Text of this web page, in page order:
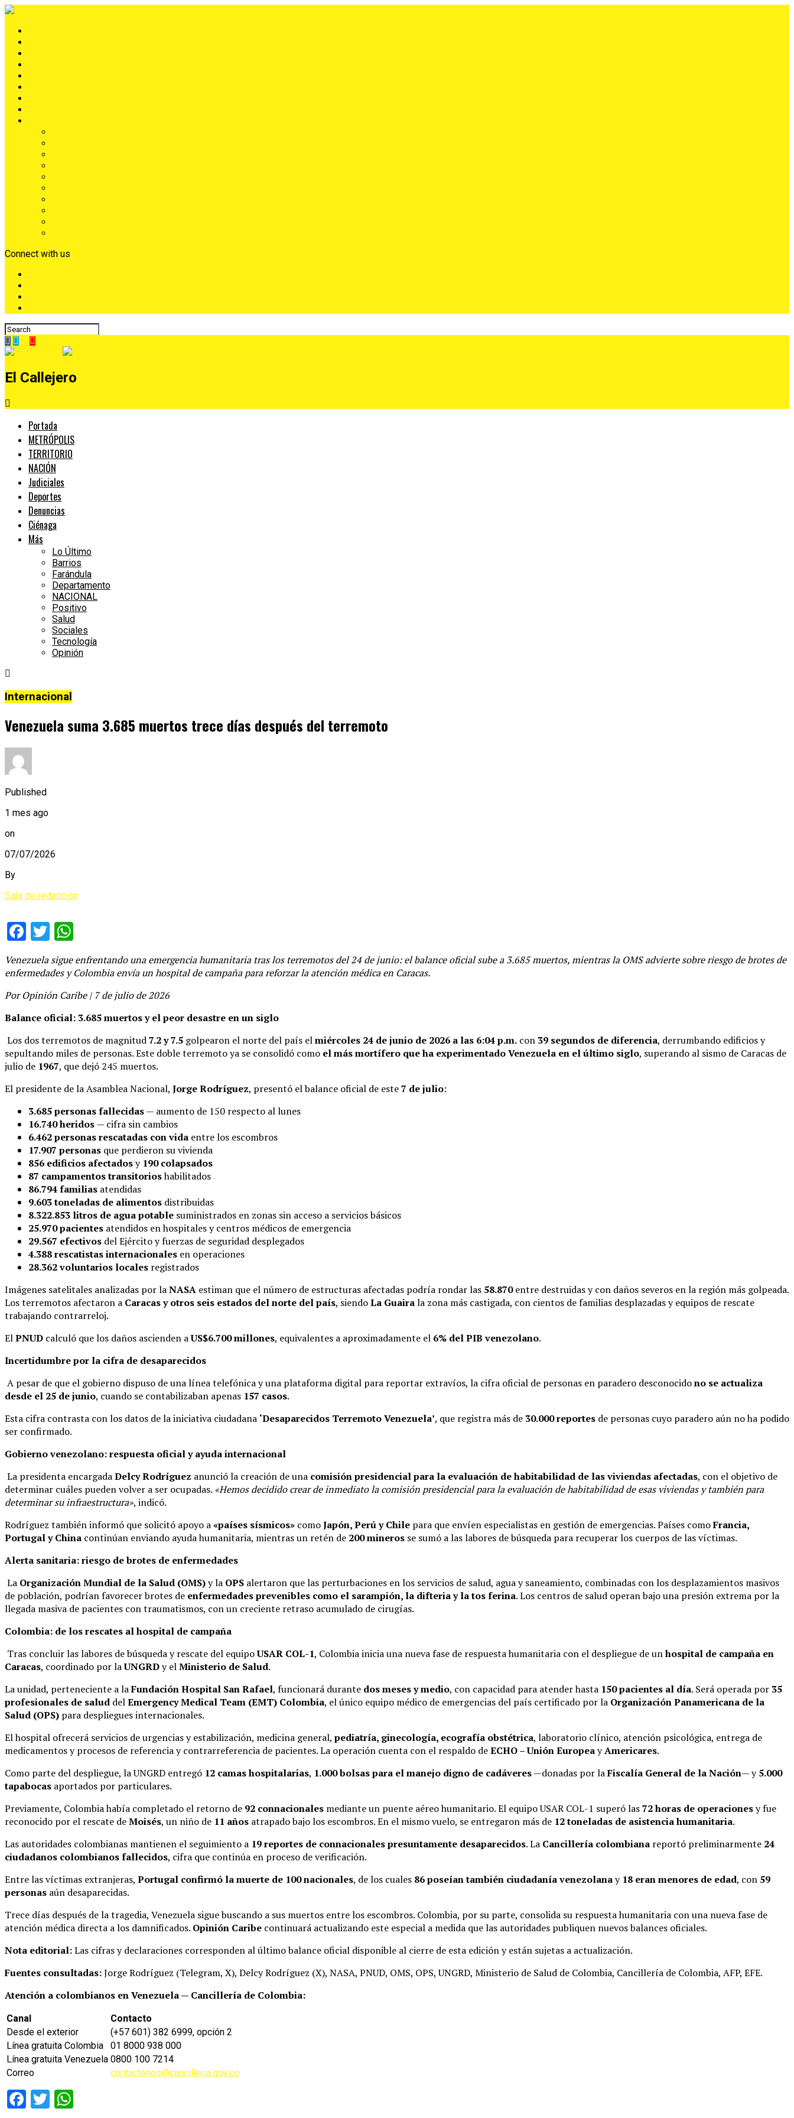
Connect with us
El Callejero
Portada
METRÓPOLIS
TERRITORIO
NACIÓN
Judiciales
Deportes
Denuncias
Ciénaga
Más
Lo Último
Barrios
Farándula
Departamento
NACIONAL
Positivo
Salud
Sociales
Tecnología
Opinión
Internacional
Venezuela suma 3.685 muertos trece días después del terremoto
Published
1 mes ago
on
07/07/2026
By
Sala de redacción
Facebook
Twitter
Venezuela sigue enfrentando una emergencia humanitaria tras los terremotos del 24 de junio: el balance oficial sube a 3.685 muertos, mientras la OMS advierte sobre riesgo de brotes de
enfermedades y Colombia envía un hospital de campaña para reforzar la atención médica en Caracas.
Por Opinión Caribe | 7 de julio de 2026
Balance oficial: 3.685 muertos y el peor desastre en un siglo
Los dos terremotos de magnitud7.2 y 7.5 golpearon el norte del país elmiércoles 24 de junio de 2026 a las 6:04 p.m. con 39 segundos de diferencia, derrumbando edificios y
sepultando miles de personas. Este doble terremoto ya se consolidó como el más mortífero que ha experimentado Venezuela en el último siglo, superando al sismo de Caracas de
julio de 1967, que dejó 245 muertos.
El presidente de la Asamblea Nacional, Jorge Rodríguez, presentó el balance oficial de este7 de julio:
3.685 personas fallecidas— aumento de 150 respecto al lunes
16.740 heridos— cifra sin cambios
6.462 personas rescatadas con vida entre los escombros
17.907 personas que perdieron su vivienda
856 edificios afectadosy 190 colapsados
87 campamentos transitorioshabilitados
86.794 familias atendidas
9.603 toneladas de alimentos distribuidas
8.322.853 litros de agua potable suministrados en zonas sin acceso a servicios básicos
25.970 pacientes atendidos en hospitales y centros médicos de emergencia
29.567 efectivos del Ejército y fuerzas de seguridad desplegados
4.388 rescatistas internacionales en operaciones
28.362 voluntarios locales registrados
Imágenes satelitales analizadas por laNASA estiman que el número de estructuras afectadas podría rondar las 58.870entre destruidas y con daños severos en la región más golpeada.
Los terremotos afectaron a Caracas y otros seis estados del norte del país, siendoLa Guairala zona más castigada, con cientos de familias desplazadas y equipos de rescate
trabajando contrarreloj.
ElPNUD calculó que los daños ascienden aUS$6.700 millones, equivalentes a aproximadamente el 6% del PIB venezolano.
Incertidumbre por la cifra de desaparecidos
A pesar de que el gobierno dispuso de una línea telefónica y una plataforma digital para reportar extravíos, la cifra oficial de personas en paradero desconocidono se actualiza
desde el 25 de junio, cuando se contabilizaban apenas 157 casos.
Esta cifra contrasta con los datos de la iniciativa ciudadana ‘Desaparecidos Terremoto Venezuela’, que registra más de 30.000 reportes de personas cuyo paradero aún no ha podido
ser confirmado.
Gobierno venezolano: respuesta oficial y ayuda internacional
La presidenta encargadaDelcy Rodríguez anunció la creación de una comisión presidencial para la evaluación de habitabilidad de las viviendas afectadas, con el objetivo de
determinar cuáles pueden volver a ser ocupadas. «Hemos decidido crear de inmediato la comisión presidencial para la evaluación de habitabilidad de esas viviendas y también para
determinar su infraestructura», indicó.
Rodríguez también informó que solicitó apoyo a«países sísmicos» comoJapón, Perú y Chile para que envíen especialistas en gestión de emergencias. Países comoFrancia,
Portugal y China continúan enviando ayuda humanitaria, mientras un retén de 200 mineros se sumó a las labores de búsqueda para recuperar los cuerpos de las víctimas.
Alerta sanitaria: riesgo de brotes de enfermedades
La Organización Mundial de la Salud (OMS)y la OPS alertaron que las perturbaciones en los servicios de salud, agua y saneamiento, combinadas con los desplazamientos masivos
de población, podrían favorecer brotes de enfermedades prevenibles como el sarampión, la difteria y la tos ferina. Los centros de salud operan bajo una presión extrema por la
llegada masiva de pacientes con traumatismos, con un creciente retraso acumulado de cirugías.
Colombia: de los rescates al hospital de campaña
Tras concluir las labores de búsqueda y rescate del equipoUSAR COL-1, Colombia inicia una nueva fase de respuesta humanitaria con el despliegue de unhospital de campaña en
Caracas, coordinado por laUNGRDy elMinisterio de Salud.
La unidad, perteneciente a laFundación Hospital San Rafael, funcionará durante dos meses y medio, con capacidad para atender hasta 150 pacientes al día. Será operada por 35
profesionales de salud delEmergency Medical Team (EMT) Colombia, el único equipo médico de emergencias del país certificado por la Organización Panamericana de la
Salud (OPS) para despliegues internacionales.
El hospital ofrecerá servicios de urgencias y estabilización, medicina general, pediatría, ginecología, ecografía obstétrica, laboratorio clínico, atención psicológica, entrega de
medicamentos y procesos de referencia y contrarreferencia de pacientes. La operación cuenta con el respaldo deECHO – Unión EuropeayAmericares.
Como parte del despliegue, la UNGRD entregó 12 camas hospitalarias, 1.000 bolsas para el manejo digno de cadáveres—donadas por laFiscalía General de la Nación— y5.000
tapabocas aportados por particulares.
Previamente, Colombia había completado el retorno de 92 connacionales mediante un puente aéreo humanitario. El equipo USAR COL-1 superó las72 horas de operacionesy fue
reconocido por el rescate deMoisés, un niño de 11 años atrapado bajo los escombros. En el mismo vuelo, se entregaron más de 12 toneladas de asistencia humanitaria.
Las autoridades colombianas mantienen el seguimiento a 19 reportes de connacionales presuntamente desaparecidos. La Cancillería colombiana reportó preliminarmente 24
ciudadanos colombianos fallecidos, cifra que continúa en proceso de verificación.
Entre las víctimas extranjeras, Portugal confirmó la muerte de 100 nacionales, de los cuales 86 poseían también ciudadanía venezolanay 18 eran menores de edad, con 59
personas aún desaparecidas.
Trece días después de la tragedia, Venezuela sigue buscando a sus muertos entre los escombros. Colombia, por su parte, consolida su respuesta humanitaria con una nueva fase de
atención médica directa a los damnificados. Opinión Caribe continuará actualizando este especial a medida que las autoridades publiquen nuevos balances oficiales.
Nota editorial:Las cifras y declaraciones corresponden al último balance oficial disponible al cierre de esta edición y están sujetas a actualización.
Fuentes consultadas:Jorge Rodríguez (Telegram, X), Delcy Rodríguez (X), NASA, PNUD, OMS, OPS, UNGRD, Ministerio de Salud de Colombia, Cancillería de Colombia, AFP, EFE.
Atención a colombianos en Venezuela — Cancillería de Colombia:
Canal
Contacto
Desde el exterior
(+57 601) 382 6999, opción 2
Línea gratuita Colombia
01 8000 938 000
Línea gratuita Venezuela 0800 100 7214
Correo
contactenos@cancilleria.gov.co
Facebook
Twitter